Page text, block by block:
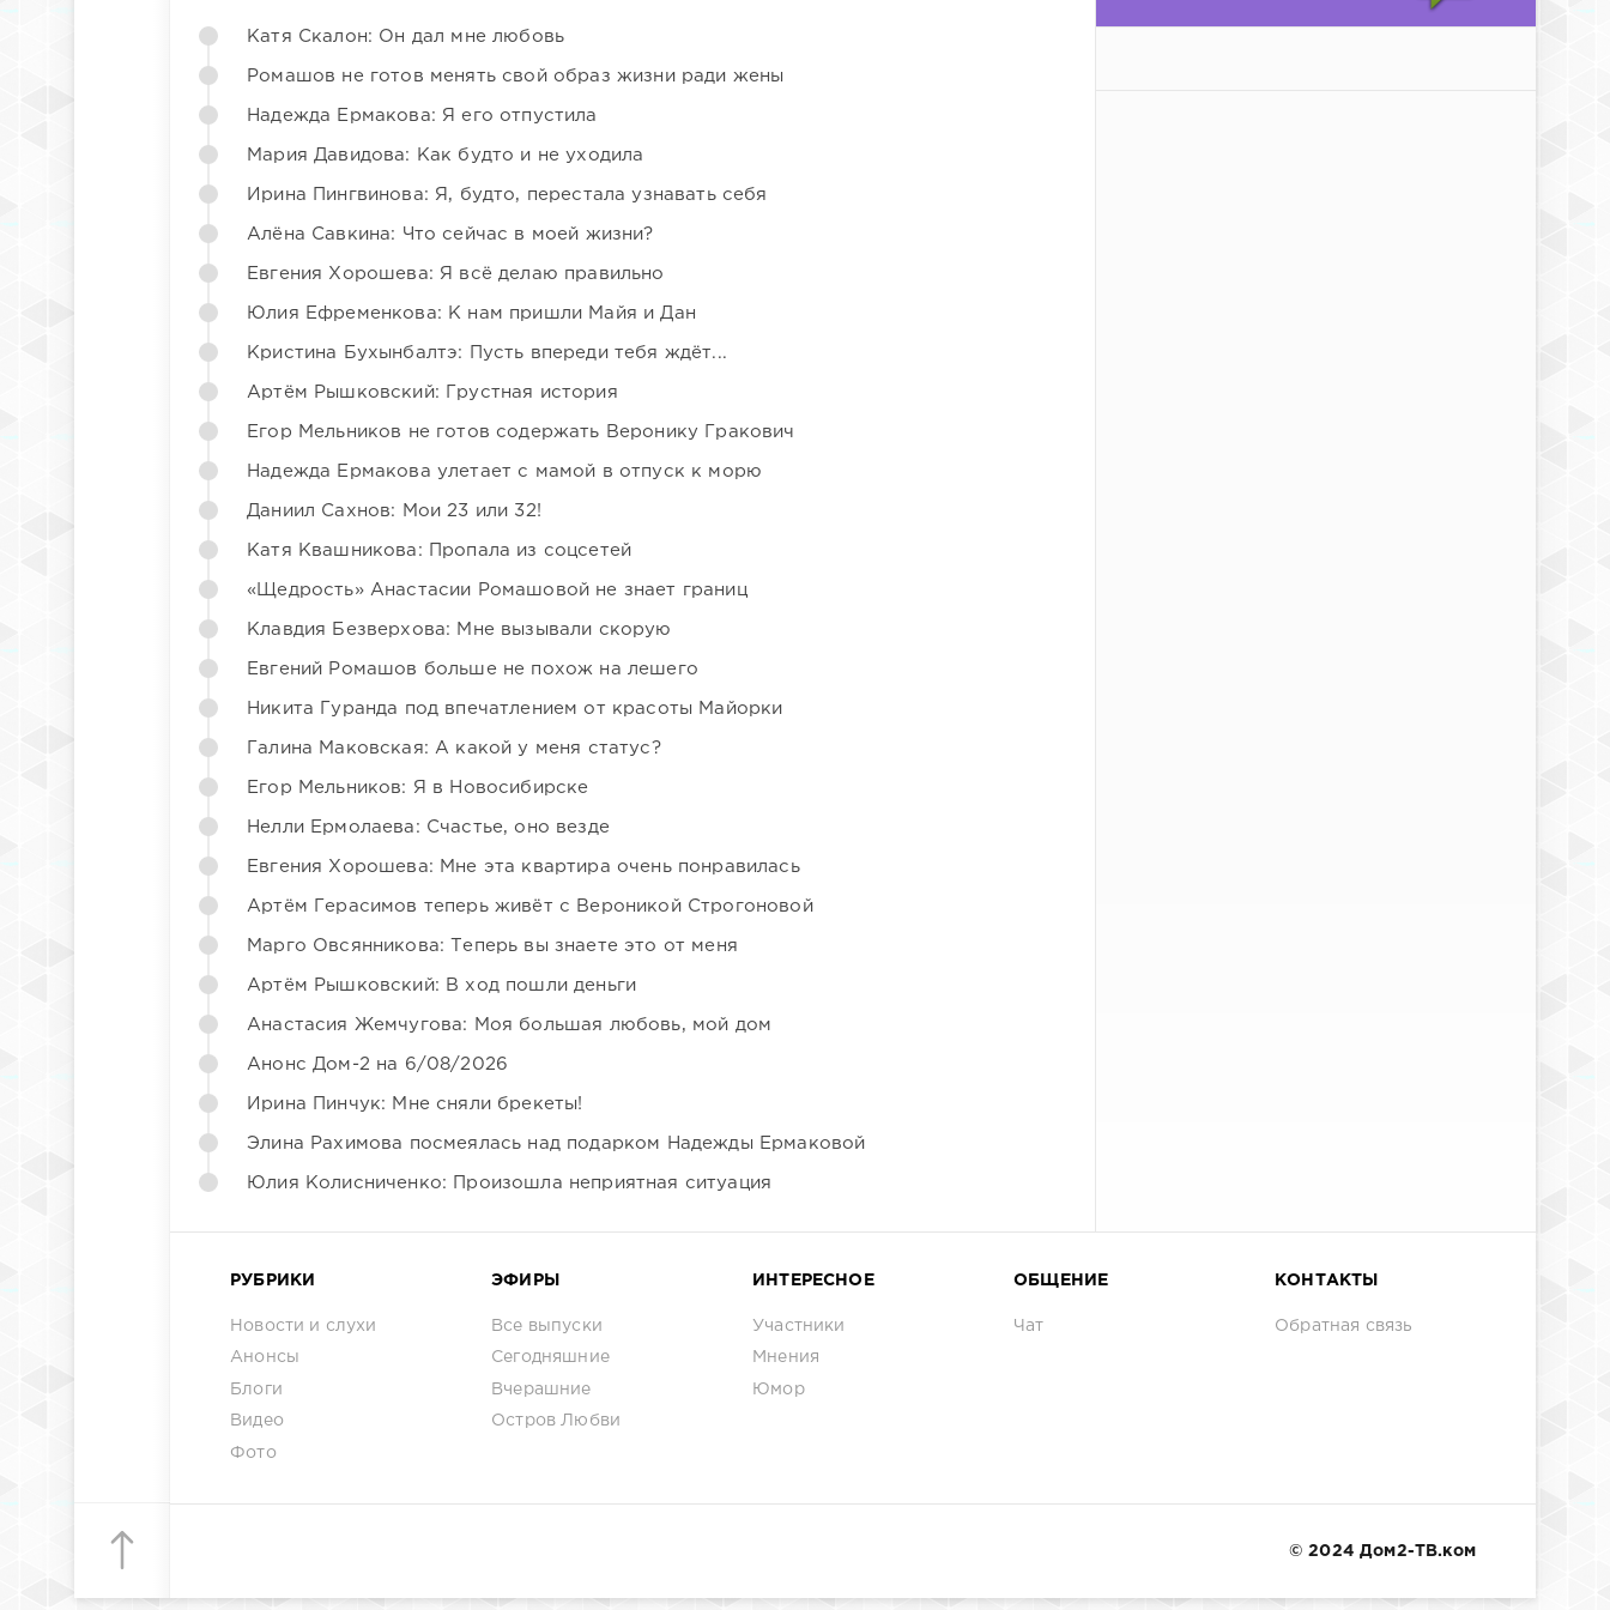
Катя Скалон: Он дал мне любовь
Ромашов не готов менять свой образ жизни ради жены
Надежда Ермакова: Я его отпустила
Мария Давидова: Как будто и не уходила
Ирина Пингвинова: Я, будто, перестала узнавать себя
Алёна Савкина: Что сейчас в моей жизни?
Евгения Хорошева: Я всё делаю правильно
Юлия Ефременкова: К нам пришли Майя и Дан
Кристина Бухынбалтэ: Пусть впереди тебя ждёт...
Артём Рышковский: Грустная история
Егор Мельников не готов содержать Веронику Гракович
Надежда Ермакова улетает с мамой в отпуск к морю
Даниил Сахнов: Мои 23 или 32!
Катя Квашникова: Пропала из соцсетей
«Щедрость» Анастасии Ромашовой не знает границ
Клавдия Безверхова: Мне вызывали скорую
Евгений Ромашов больше не похож на лешего
Никита Гуранда под впечатлением от красоты Майорки
Галина Маковская: А какой у меня статус?
Егор Мельников: Я в Новосибирске
Нелли Ермолаева: Счастье, оно везде
Евгения Хорошева: Мне эта квартира очень понравилась
Артём Герасимов теперь живёт с Вероникой Строгоновой
Марго Овсянникова: Теперь вы знаете это от меня
Артём Рышковский: В ход пошли деньги
Анастасия Жемчугова: Моя большая любовь, мой дом
Анонс Дом-2 на 6/08/2026
Ирина Пинчук: Мне сняли брекеты!
Элина Рахимова посмеялась над подарком Надежды Ермаковой
Юлия Колисниченко: Произошла неприятная ситуация
РУБРИКИ
Новости и слухи
Анонсы
Блоги
Видео
Фото
ЭФИРЫ
Все выпуски
Сегодняшние
Вчерашние
Остров Любви
ИНТЕРЕСНОЕ
Участники
Мнения
Юмор
ОБЩЕНИЕ
Чат
КОНТАКТЫ
Обратная связь
© 2024 Дом2-ТВ.ком